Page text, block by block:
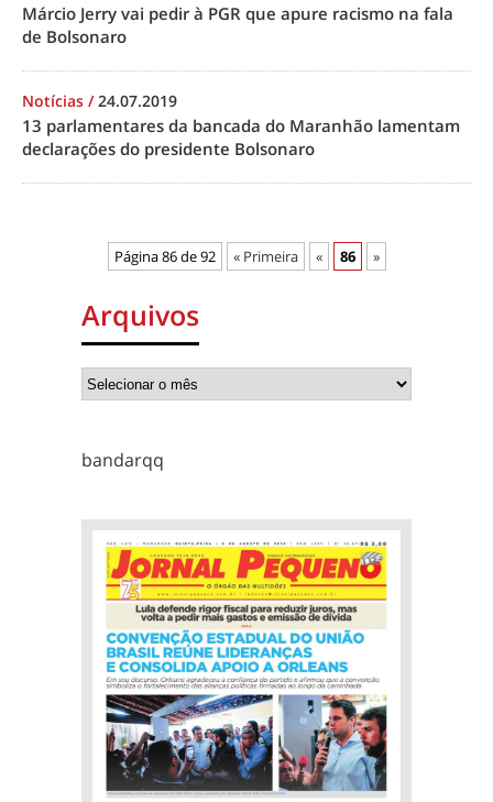
Márcio Jerry vai pedir à PGR que apure racismo na fala
de Bolsonaro
Notícias /24.07.2019
13 parlamentares da bancada do Maranhão lamentam
declarações do presidente Bolsonaro
Página 86 de 92 « Primeira « 86 »
Arquivos
bandarqq